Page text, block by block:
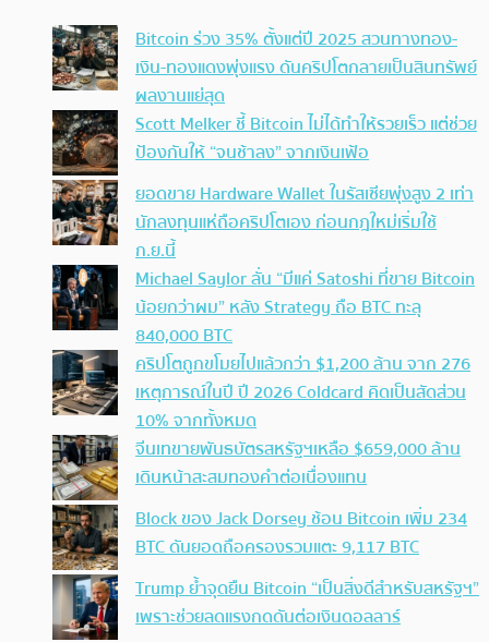
Bitcoin ร่วง 35% ตั้งแต่ปี 2025 สวนทางทอง-
เงิน-ทองแดงพุ่งแรง ดันคริปโตกลายเป็นสินทรัพย์
ผลงานแย่สุด
Scott Melker ชี้ Bitcoin ไม่ได้ทำให้รวยเร็ว แต่ช่วย
ป้องกันให้ “จนช้าลง” จากเงินเฟ้อ
ยอดขาย Hardware Wallet ในรัสเซียพุ่งสูง 2 เท่า
นักลงทุนแห่ถือคริปโตเอง ก่อนกฎใหม่เริ่มใช้
ก.ย.นี้
Michael Saylor ลั่น “มีแค่ Satoshi ที่ขาย Bitcoin
น้อยกว่าผม” หลัง Strategy ถือ BTC ทะลุ
840,000 BTC
คริปโตถูกขโมยไปแล้วกว่า $1,200 ล้าน จาก 276
เหตุการณ์ในปี ปี 2026 Coldcard คิดเป็นสัดส่วน
10% จากทั้งหมด
จีนเทขายพันธบัตรสหรัฐฯเหลือ $659,000 ล้าน
เดินหน้าสะสมทองคำต่อเนื่องแทน
Block ของ Jack Dorsey ช้อน Bitcoin เพิ่ม 234
BTC ดันยอดถือครองรวมแตะ 9,117 BTC
Trump ย้ำจุดยืน Bitcoin “เป็นสิ่งดีสำหรับสหรัฐฯ”
เพราะช่วยลดแรงกดดันต่อเงินดอลลาร์